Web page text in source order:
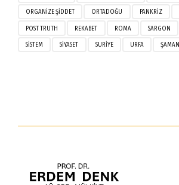
ORGANIZE ŞIDDET ORTADOĞU PANKRIZ
POST TRUTH REKABET ROMA SARGON
SISTEM SIYASET SURIYE URFA ŞAMAN